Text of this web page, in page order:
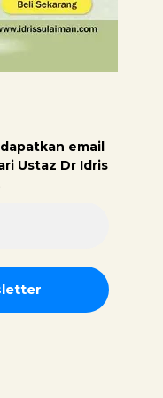
an email
Ustaz Dr Idris